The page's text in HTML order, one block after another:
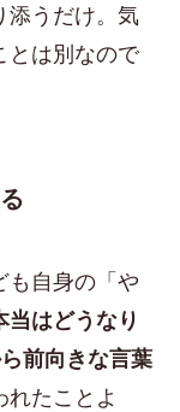
添うだけ。気
とは別なので
も自身の「や
当はどうなり
前向きな言葉
れたことよ